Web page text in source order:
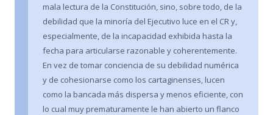
mala lectura de la Constitución, sino, sobre todo, de la
debilidad que la minoría del Ejecutivo luce en el CR y,
especialmente, de la incapacidad exhibida hasta la
fecha para articularse razonable y coherentemente.
En vez de tomar conciencia de su debilidad numérica
y de cohesionarse como los cartaginenses, lucen
como la bancada más dispersa y menos eficiente, con
lo cual muy prematuramente le han abierto un flanco